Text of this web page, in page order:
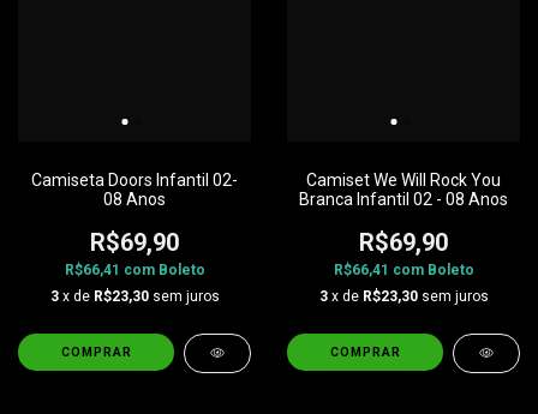
Camiseta Doors Infantil 02-
08 Anos
R$69,90
R$66,41 com Boleto
3 x de R$23,30 sem juros
COMPRAR
Camiset We Will Rock You
Branca Infantil 02 - 08 Anos
R$69,90
R$66,41 com Boleto
3 x de R$23,30 sem juros
COMPRAR